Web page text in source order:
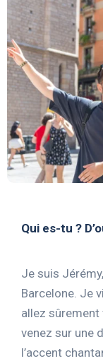
Qui es-tu ?
Je suis
Barcelone. Je
allez
venez sur une
l’accent